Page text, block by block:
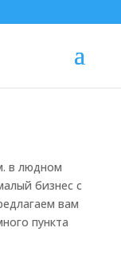
в людном
бизнес с
вам
пункта